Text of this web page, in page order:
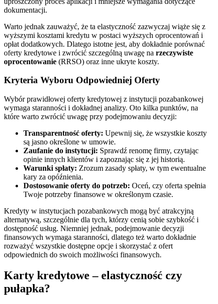
dokumentacji.
Warto jednak zauważyć, że ta elastyczność zazwyczaj wiąże się z
wyższymi kosztami kredytu w postaci wyższych oprocentowań i
opłat dodatkowych. Dlatego istotne jest, aby dokładnie porównać
oferty kredytowe i zwrócić szczególną uwagę na rzeczywiste
oprocentowanie (RRSO) oraz inne ukryte koszty.
Kryteria Wyboru Odpowiedniej Oferty
Wybór prawidłowej oferty kredytowej z instytucji pozabankowej
wymaga staranności i dokładnej analizy. Oto kilka punktów, na
które warto zwrócić uwagę przy podejmowaniu decyzji:
Transparentność oferty: Upewnij się, że wszystkie koszty
są jasno określone w umowie.
Zaufanie do instytucji: Sprawdź renomę firmy, czytając
opinie innych klientów i zapoznając się z jej historią.
Warunki spłaty: Zrozum zasady spłaty, w tym ewentualne
kary za opóźnienia.
Dostosowanie oferty do potrzeb: Oceń, czy oferta spełnia
Twoje potrzeby finansowe w określonym czasie.
Kredyty w instytucjach pozabankowych mogą być atrakcyjną
alternatywą, szczególnie dla tych, którzy cenią sobie szybkość i
dostępność usług. Niemniej jednak, podejmowanie decyzji
finansowych wymaga staranności, dlatego też warto dokładnie
rozważyć wszystkie dostępne opcje i skorzystać z ofert
odpowiednich do swoich możliwości finansowych.
Karty kredytowe – elastyczność czy
pułapka?